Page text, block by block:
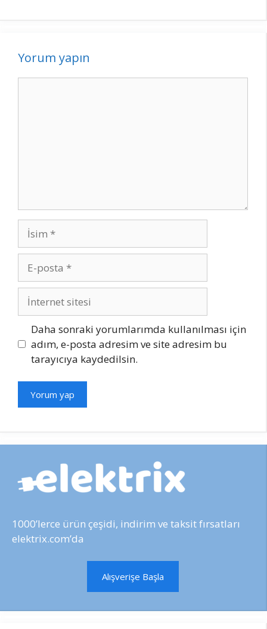
Yorum yapın
İsim
posta
İnternet
sitesi
Daha sonraki yorumlarımda kullanılması için
adım, e-posta adresim ve site adresim bu
tarayıcıya kaydedilsin.
1000’lerce ürün çeşidi, indirim ve taksit fırsatları
elektrix.com’da
Alışverişe Başla